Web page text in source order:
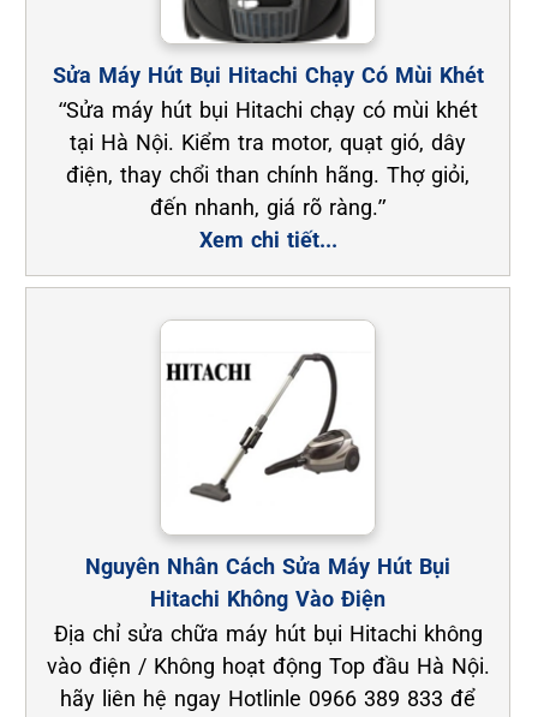
Sửa Máy Hút Bụi Hitachi Chạy Có Mùi Khét
“Sửa máy hút bụi Hitachi chạy có mùi khét
tại Hà Nội. Kiểm tra motor, quạt gió, dây
điện, thay chổi than chính hãng. Thợ giỏi,
đến nhanh, giá rõ ràng.”
Xem chi tiết...
Nguyên Nhân Cách Sửa Máy Hút Bụi
Hitachi Không Vào Điện
Địa chỉ sửa chữa máy hút bụi Hitachi không
vào điện / Không hoạt động Top đầu Hà Nội.
hãy liên hệ ngay Hotlinle 0966 389 833 để